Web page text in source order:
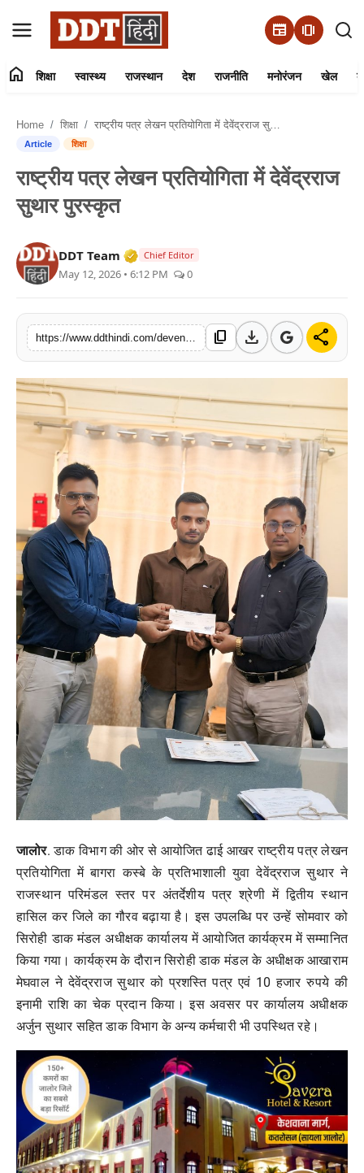
newspaper amp_stories
हमारे बारे में
शिक्षा
राजस्थान
राजनीति
मनोरंजन
खेल
सामाजिक गतिविधि
अपराध
विशेष
home शिक्षा स्वास्थ्य राजस्थान देश राजनीति मनोरंजन खेल
Home शिक्षा राष्ट्रीय पत्र लेखन प्रतियोगिता में देवेंद्रराज सुथार पुरस्कृत
Article शिक्षा
राष्ट्रीय पत्र लेखन प्रतियोगिता में देवेंद्रराज
सुथार पुरस्कृत
DDT Team Verified Media or Organization • 01
Chief Editor
May 12, 2026 • 6:12 PM 0
content_copy download share
जालोर. डाक विभाग की ओर से आयोजित ढाई आखर राष्ट्रीय पत्र लेखन
प्रतियोगिता में बागरा कस्बे के प्रतिभाशाली युवा देवेंद्रराज सुथार ने
राजस्थान परिमंडल स्तर पर अंतर्देशीय पत्र श्रेणी में द्वितीय स्थान
हासिल कर जिले का गौरव बढ़ाया है। इस उपलब्धि पर उन्हें सोमवार को
सिरोही डाक मंडल अधीक्षक कार्यालय में आयोजित कार्यक्रम में सम्मानित
किया गया। कार्यक्रम के दौरान सिरोही डाक मंडल के अधीक्षक आखाराम
मेघवाल ने देवेंद्रराज सुथार को प्रशस्ति पत्र एवं 10 हजार रुपये की
इनामी राशि का चेक प्रदान किया। इस अवसर पर कार्यालय अधीक्षक
अर्जुन सुथार सहित डाक विभाग के अन्य कर्मचारी भी उपस्थित रहे।